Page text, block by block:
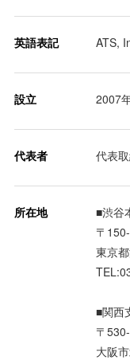
英語表記 ATS,
設立 2007
代表者 代表
所在地
■渋谷
〒
東京
■関西
〒
大阪